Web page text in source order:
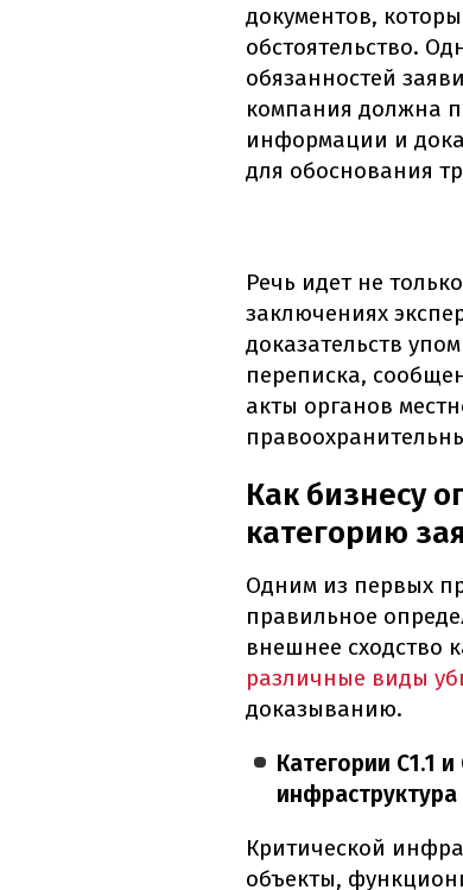
документов,
обстоятельство.
обязанностей
компания должна
информации и
для обоснования
Речь идет не
заключениях
доказательств
переписка,
акты органов
Как бизнесу
категорию
Одним из первых
правильное
внешнее сходство
различные виды
доказыванию.
Категории С1.1
инфраструктура
Критической
объекты,